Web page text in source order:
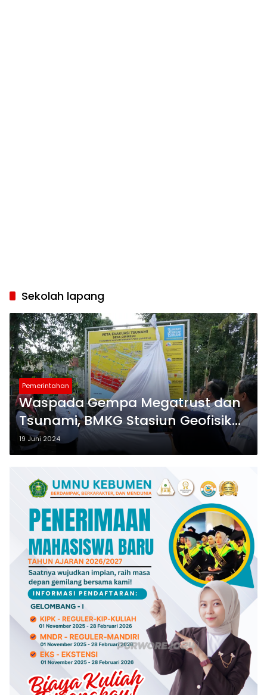
Sekolah lapang
Pemerintahan
Waspada Gempa Megatrust dan
Tsunami, BMKG Stasiun Geofisika
Kelas III Banjarnegara Gelar
Sekolah Lapang Gempa dan
Tsunami di Purworejo
19 Juni 2024